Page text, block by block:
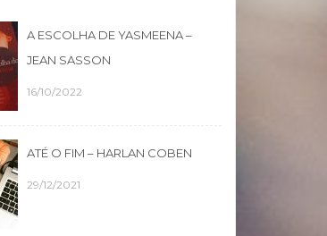
A ESCOLHA DE YASMEENA –
JEAN SASSON
16/10/2022
ATÉ O FIM – HARLAN COBEN
29/12/2021